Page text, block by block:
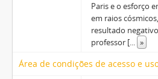
Paris e o esforço
em raios
resultado
professor [... »
Área de condições de acesso e